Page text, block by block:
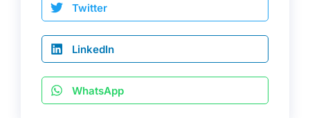
Twitter
LinkedIn
WhatsApp